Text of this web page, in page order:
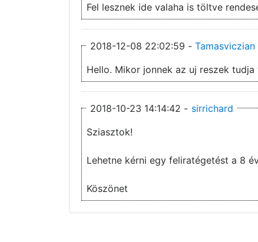
Fel lesznek ide valaha is töltve
2018-12-08 22:02:59 - Tamasviczian
Hello. Mikor jonnek az uj reszek tudja
2018-10-23 14:14:42 - sirrichard
Sziasztok!
Lehetne kérni egy feliratégetést a 8
Köszönet